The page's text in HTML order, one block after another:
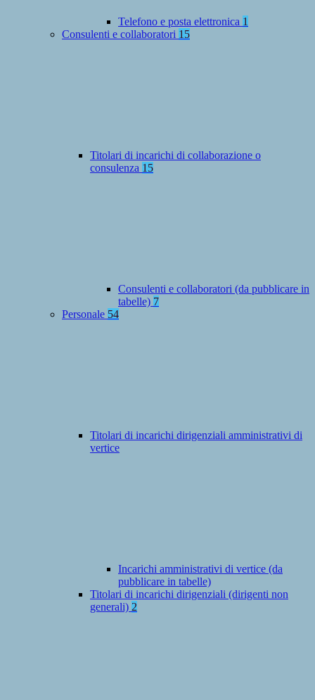
Telefono e posta elettronica 1
Consulenti e collaboratori 15
Titolari di incarichi di collaborazione o
consulenza 15
Consulenti e collaboratori (da pubblicare in
tabelle) 7
Personale 54
Titolari di incarichi dirigenziali amministrativi di
vertice
Incarichi amministrativi di vertice (da
pubblicare in tabelle)
Titolari di incarichi dirigenziali (dirigenti non
generali) 2